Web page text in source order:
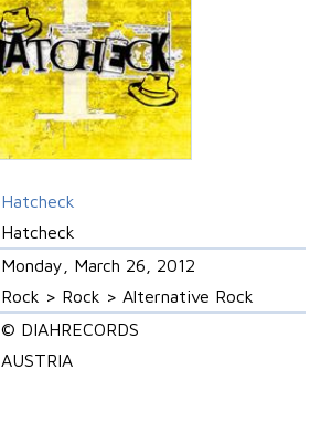
Hatcheck
Hatcheck
Monday, March 26, 2012
Rock > Rock > Alternative Rock
© DIAHRECORDS
AUSTRIA